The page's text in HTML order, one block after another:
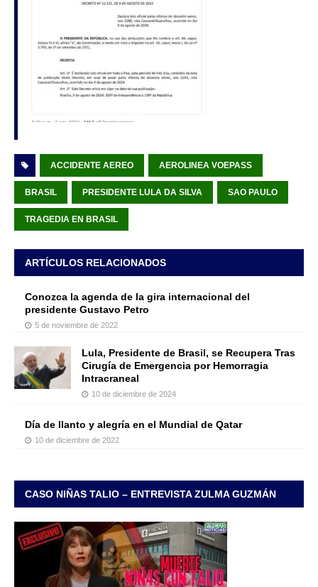
ACCIDENTE AEREO AEROLINEA VOEPASS
BRASIL PRESIDENTE LULA DA SILVA SAO PAULO
TRAGEDIA EN BRASIL
ARTÍCULOS RELACIONADOS
Conozca la agenda de la gira internacional del
presidente Gustavo Petro
5 de noviembre de 2022
Lula, Presidente de Brasil, se Recupera Tras
Cirugía de Emergencia por Hemorragia
Intracraneal
10 de diciembre de 2024
Día de llanto y alegría en el Mundial de Qatar
10 de diciembre de 2022
CASO NIÑAS TALIO – ENTREVISTA ZULMA GUZMÁN